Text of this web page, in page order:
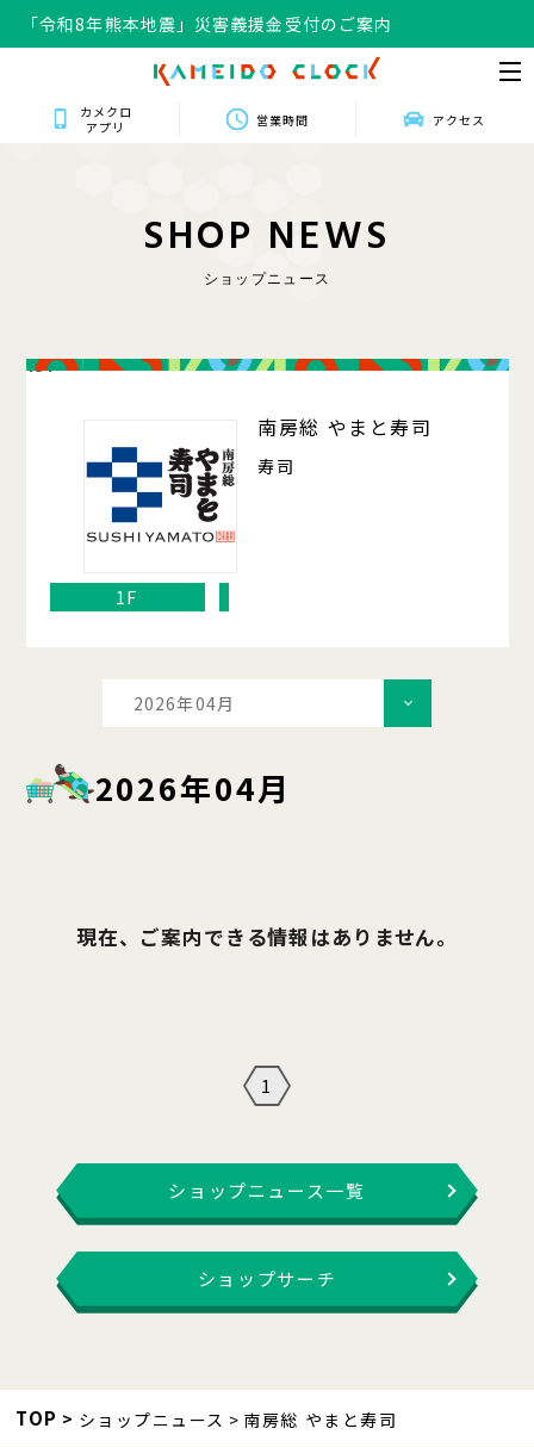
「令和8年熊本地震」災害義援金受付のご案内
カメクロ
アプリ
営業時間 アクセス
SHOP NEWS
ショップニュース
131
南房総 やまと寿司
寿司
1F
2026年04月
2026年04月
現在、ご案内できる情報はありません。
1
ショップニュース一覧
ショップサーチ
TOP ショップニュース 南房総 やまと寿司